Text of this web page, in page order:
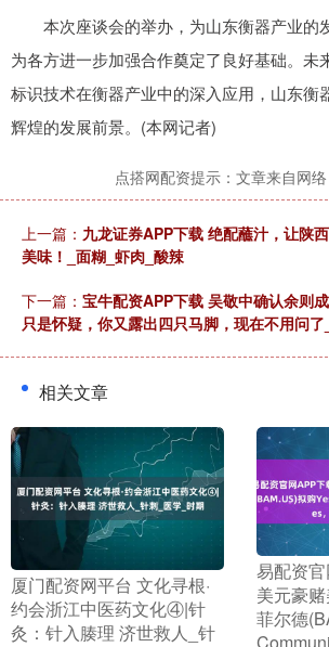
本次座谈会的举办，为山东衡器产业的
为各方进一步加强合作奠定了良好基础。未
标识技术在衡器产业中的深入应用，山东衡
辉煌的发展前景。(本网记者)
点搭网配资提示：文章来自网络
上一篇： 九龙证券APP下载 绝配蘸汁，让陕
美味！_面糊_虾肉_酸辣
下一篇： 宝牛配资APP下载 吴敬中确认余则
只是怀疑，你又露出四只马脚，现在不用问
相关文章
​厦门配资网平台 文化寻根·
约会浙江中医药文化④|针
灸：针入腠理 济世救人_针
易配资
美元豪
菲尔德